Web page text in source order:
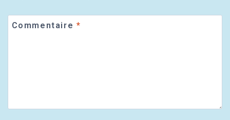
Commentaire *